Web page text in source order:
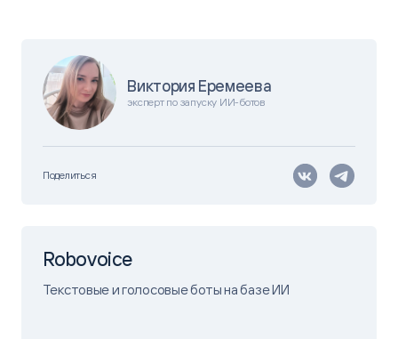
Виктория Еремеева
эксперт по запуску ИИ-ботов
Поделиться
Robovoice
Текстовые и голосовые боты на базе ИИ